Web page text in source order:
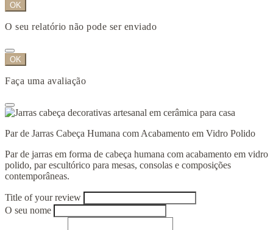
OK
O seu relatório não pode ser enviado
OK
Faça uma avaliação
Par de Jarras Cabeça Humana com Acabamento em Vidro Polido
Par de jarras em forma de cabeça humana com acabamento em vidro
polido, par escultórico para mesas, consolas e composições
contemporâneas.
Title of your review
O seu nome